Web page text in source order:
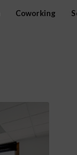
Coworking